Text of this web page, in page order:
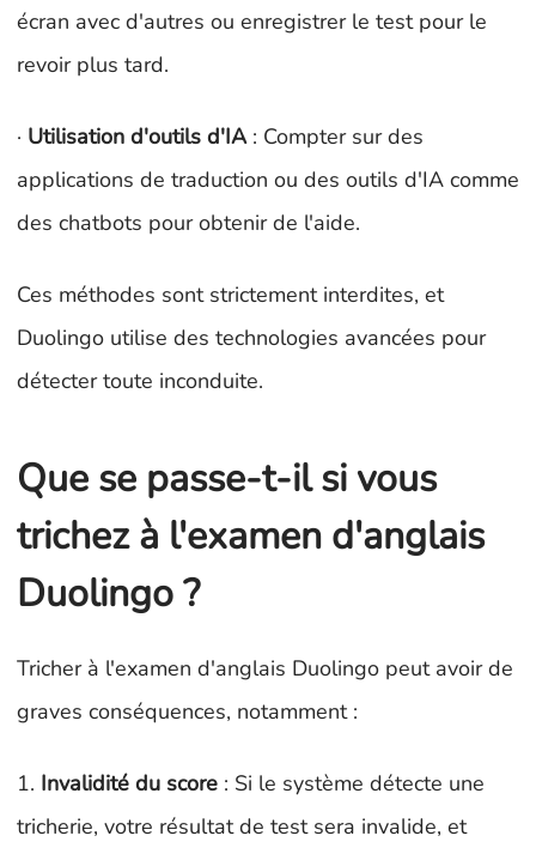
écran avec d'autres ou enregistrer le test pour le
revoir plus tard.
· Utilisation d'outils d'IA: Compter sur des
applications de traduction ou des outils d'IA comme
des chatbots pour obtenir de l'aide.
Ces méthodes sont strictement interdites, et
Duolingo utilise des technologies avancées pour
détecter toute inconduite.
Que se passe-t-il si vous
trichez à l'examen d'anglais
Duolingo ?
Tricher à l'examen d'anglais Duolingo peut avoir de
graves conséquences, notamment :
1. Invalidité du score : Si le système détecte une
tricherie, votre résultat de test sera invalide, et